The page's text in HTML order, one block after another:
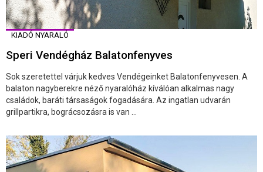
KIADÓ NYARALÓ
Speri Vendégház Balatonfenyves
Sok szeretettel várjuk kedves Vendégeinket Balatonfenyvesen. A
balaton nagyberekre néző nyaralóház kíválóan alkalmas nagy
családok, baráti társaságok fogadására. Az ingatlan udvarán
grillpartikra, bográcsozásra is van ...